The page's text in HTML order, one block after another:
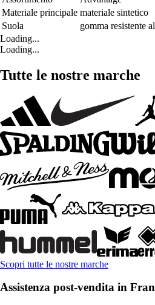
Materiale principale materiale sintetico
Suola
gomma resistente
Loading...
Loading...
Tutte le nostre marche
Scopri tutte le nostre marche
Assistenza post-vendita in